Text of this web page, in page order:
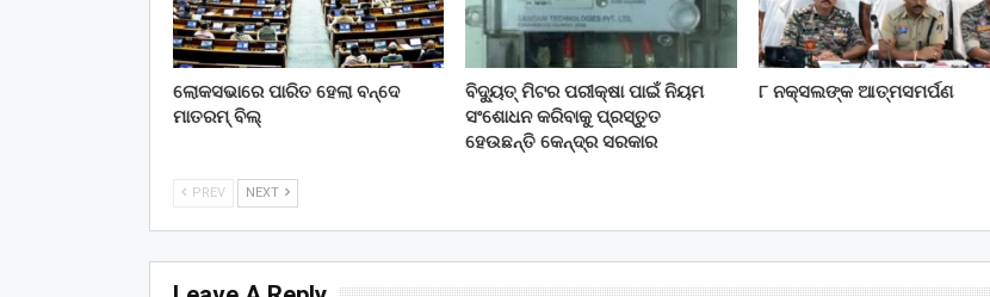
ଲୋକସଭାରେ ପାରିତ ହେଲା ବନ୍ଦେ
ମାତରମ୍‌ ବିଲ୍‌
ବିଦ୍ୟୁତ୍ ମିଟର ପରୀକ୍ଷା ପାଇଁ ନିୟମ
ସଂଶୋଧନ କରିବାକୁ ପ୍ରସ୍ତୁତ
ହେଉଛନ୍ତି କେନ୍ଦ୍ର ସରକାର
୮ ନକ୍ସଲଙ୍କ ଆତ୍ମସମର୍ପଣ
PREV NEXT